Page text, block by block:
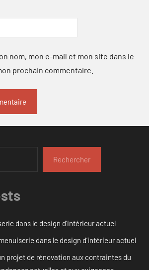
nom, mon e-mail et mon site dans le
prochain commentaire.
Rechercher
dans le design d’intérieur actuel
dans le design d’intérieur actuel
projet de rénovation aux contraintes du